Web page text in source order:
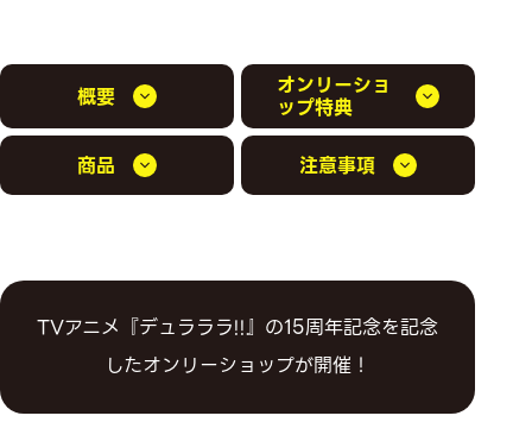
概要 オンリーショ
ップ特典
商品
注意事項
TVアニメ『デュラララ!!』の15周年記念を記念
したオンリーショップが開催！